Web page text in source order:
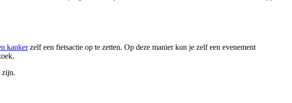
kankerzelf een fietsactie op te zetten. Op deze manier kun je zelf een evenement
zijn.